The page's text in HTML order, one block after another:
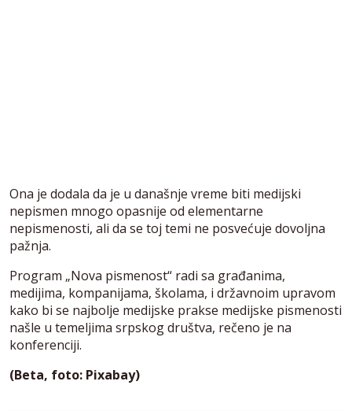
Ona je dodala da je u današnje vreme biti medijski
nepismen mnogo opasnije od elementarne
nepismenosti, ali da se toj temi ne posvećuje dovoljna
pažnja.
Program „Nova pismenost“ radi sa građanima,
medijima, kompanijama, školama, i državnoim upravom
kako bi se najbolje medijske prakse medijske pismenosti
našle u temeljima srpskog društva, rečeno je na
konferenciji.
(Beta, foto: Pixabay)